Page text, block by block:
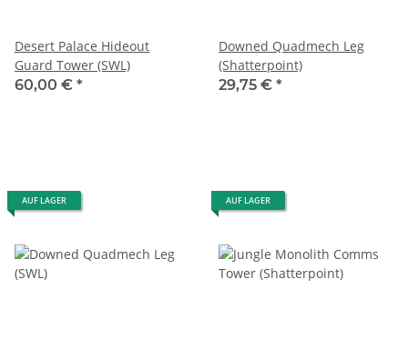
Desert Palace Hideout
Guard Tower (SWL)
60,00 € *
Downed Quadmech Leg
(Shatterpoint)
29,75 € *
AUF LAGER AUF LAGER